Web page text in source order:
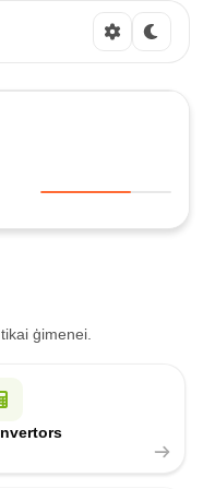
ģimenei.